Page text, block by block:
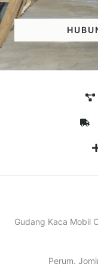
Gudang Kaca Mobil
Perum.